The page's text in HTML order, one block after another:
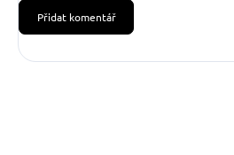
Přidat komentář